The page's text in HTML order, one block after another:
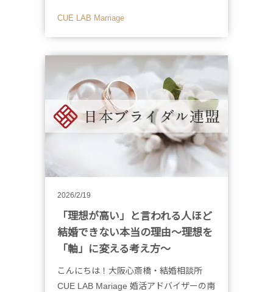
CUE LAB Marriage
2026/2/19
「理想が高い」と言われる人ほど
結婚できない本当の理由〜理想を
「軸」に変える考え方〜
こんにちは！大阪心斎橋・結婚相談所
CUE LAB Mariage 婚活アドバイザーの南